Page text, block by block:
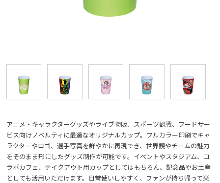
アニメ・キャラクターグッズやライブ物販、スポーツ観戦、フードサー
ビス向けノベルティに最適なオリジナルカップ。フルカラー印刷でキャ
ラクターやロゴ、選手写真を鮮やかに再現でき、世界観やチームの魅力
をそのまま形にしたグッズ制作が可能です。イベントやスタジアム、コ
ラボカフェ、テイクアウト用カップとしてはもちろん、記念品やお土産
としても活用いただけます。日常使いしやすく、ファンが持ち帰って楽